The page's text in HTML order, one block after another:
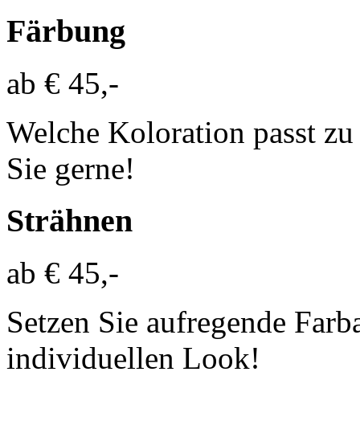
Färbung
ab € 45,-
Welche Koloration passt
Sie gerne!
Strähnen
ab € 45,-
Setzen Sie aufregende
individuellen Look!